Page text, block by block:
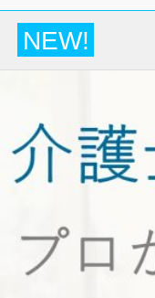
NEW!